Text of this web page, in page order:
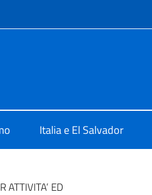
Italia e El Salvador
ATTIVITA’ ED